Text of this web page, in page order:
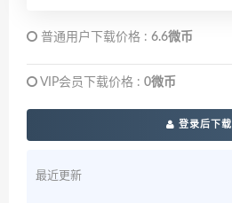
普通用户下载价格 : 6.6微币
VIP会员下载价格 : 0微币
登录后下载
最近更新